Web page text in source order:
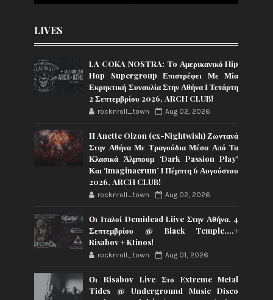
LIVES
LA COKA NOSTRA: To Αμερικανικό Hip
Hop Supergroup Επιστρέφει Με Μία
Εκρηκτική Συναυλία Στην Αθήνα Ι Τετάρτη
2 Σεπτεμβρίου 2026, ARCH CLUB!
rocknroll_town Aug 02, 2026
Η Anette Olzon (ex-Nightwish) Ζωντανά
Στην Αθήνα Με Τραγούδια Μέσα Από Τα
Κλασικά Άλμπουμ ‘Dark Passion Play’
Και ‘Imaginaerum’ I Πέμπτη 6 Αυγούστου
2026, ARCH CLUB!
rocknroll_town Aug 02, 2026
Οι Ιταλοί Demidead Liive Στην Αθήνα, 4
Σεπτεμβρίου @ Black Temple….+
Risabov + Ktinos!
rocknroll_town Aug 01, 2026
Οι Risabov Live Στο Extreme Metal
Tides @ Underground Music Disco